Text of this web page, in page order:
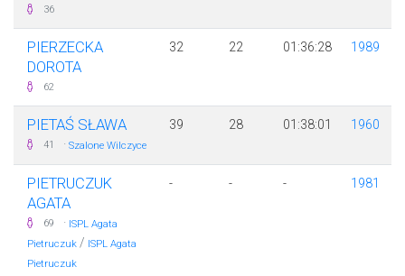
36
PIERZECKA
DOROTA
62
32 22 01:36:28 1989
PIETAŚ SŁAWA
41 · Szalone Wilczyce
39 28 01:38:01 1960
PIETRUCZUK
AGATA
69 · ISPL Agata
Pietruczuk / ISPL Agata
Pietruczuk
- - - 1981